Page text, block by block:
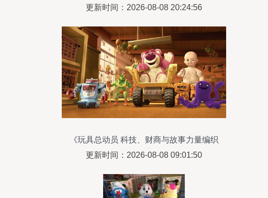
的“积木+”世界
更新时间：2026-08-08 20:24:56
《玩具总动员 科技、财商与故事力量编织
的梦幻世界》
更新时间：2026-08-08 09:01:50